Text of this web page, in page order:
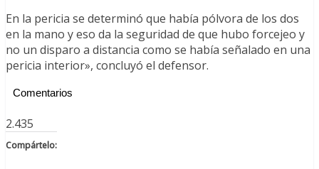
En la pericia se determinó que había pólvora de los dos
en la mano y eso da la seguridad de que hubo forcejeo y
no un disparo a distancia como se había señalado en una
pericia interior», concluyó el defensor.
Comentarios
2.435
Compártelo: